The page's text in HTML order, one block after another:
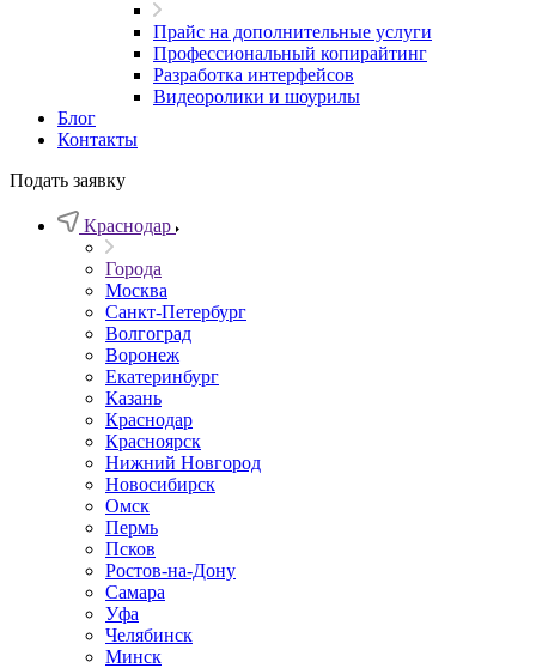
Прайс на дополнительные услуги
Профессиональный копирайтинг
Разработка интерфейсов
Видеоролики и шоурилы
Блог
Контакты
Подать заявку
Краснодар
Города
Москва
Санкт-Петербург
Волгоград
Воронеж
Екатеринбург
Казань
Краснодар
Красноярск
Нижний Новгород
Новосибирск
Омск
Пермь
Псков
Ростов-на-Дону
Самара
Уфа
Челябинск
Минск